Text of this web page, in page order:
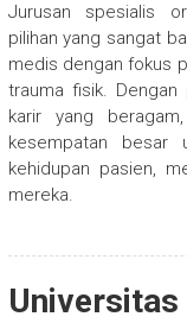
Jurusan spesialis
pilihan yang sangat
medis dengan fokus
trauma fisik. Dengan
karir yang
kesempatan besar
kehidupan pasien,
mereka.
Universitas